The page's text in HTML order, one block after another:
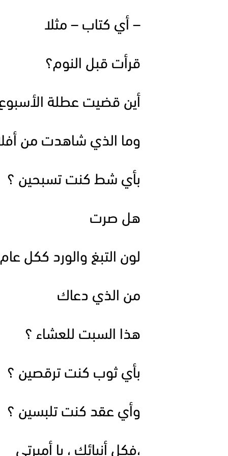
– أي كتاب – مثلا
قرأت قبل النوم؟
أين قضيت عطلة
وما الذي شاهدت من
بأي شط كنت تسبحين ؟
هل صرت
لون التبغ والورد ككل
من الذي دعاك
هذا السبت للعشاء ؟
بأي ثوب كنت ترقصين ؟
وأي عقد كنت تلبسين ؟
،فكل أنبائك ، يا أميرتي